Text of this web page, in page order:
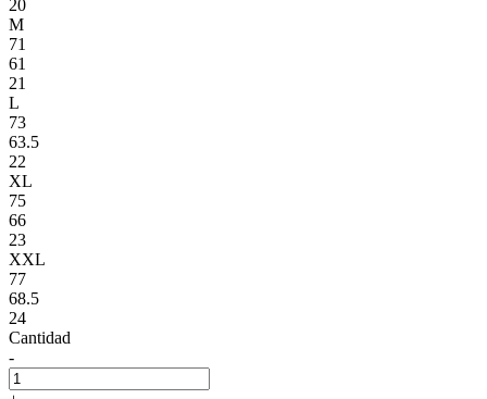
20
M
71
61
21
L
73
63.5
22
XL
75
66
23
XXL
77
68.5
24
Cantidad
-